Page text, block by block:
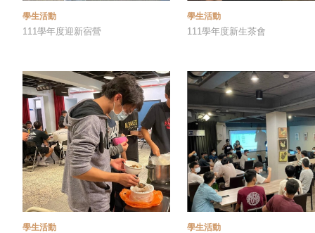
學生活動
111學年度迎新宿營
學生活動
111學年度新生茶會
學生活動 學生活動